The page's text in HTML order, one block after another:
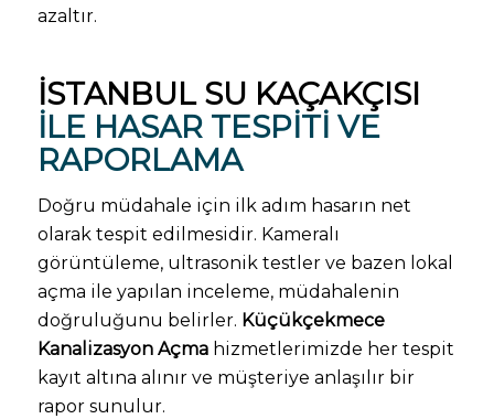
azaltır.
İSTANBUL SU KAÇAKÇISI
ILE HASAR TESPITI VE
RAPORLAMA
Doğru müdahale için ilk adım hasarın net
olarak tespit edilmesidir. Kameralı
görüntüleme, ultrasonik testler ve bazen lokal
açma ile yapılan inceleme, müdahalenin
doğruluğunu belirler. Küçükçekmece
Kanalizasyon Açmahizmetlerimizde her tespit
kayıt altına alınır ve müşteriye anlaşılır bir
rapor sunulur.